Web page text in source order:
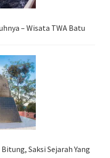
– Wisata TWA Batu
Saksi Sejarah Yang